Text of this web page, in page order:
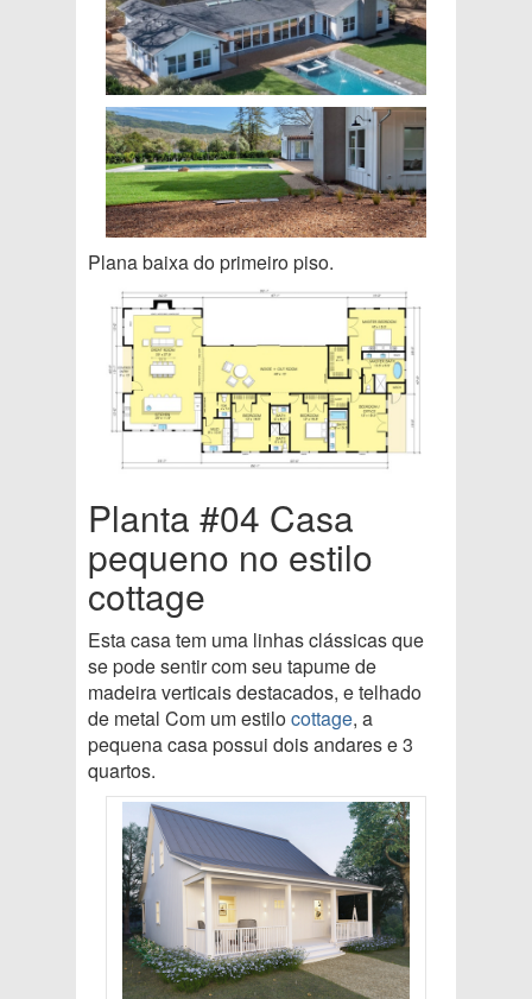
Plana baixa do primeiro piso.
Planta #04 Casa
pequeno no estilo
cottage
Esta casa tem uma linhas clássicas que
se pode sentir com seu tapume de
madeira verticais destacados, e telhado
de metal Com um estilocottage, a
pequena casa possui dois andares e 3
quartos.